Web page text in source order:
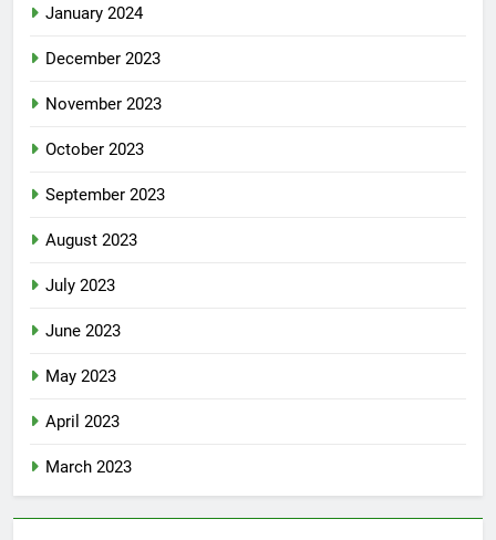
January 2024
December 2023
November 2023
October 2023
September 2023
August 2023
July 2023
June 2023
May 2023
April 2023
March 2023